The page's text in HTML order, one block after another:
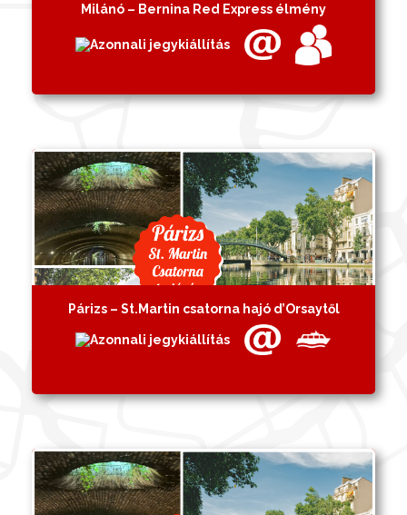
Milánó – Bernina Red Express élmény
Párizs – St.Martin csatorna hajó d’Orsaytől